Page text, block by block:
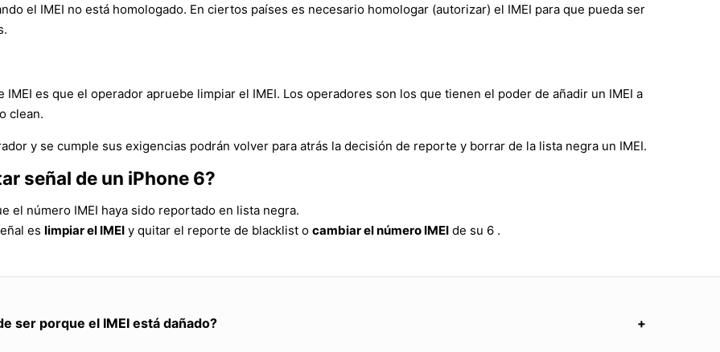
el IMEI no está homologado. En ciertos países es necesario homologar (autorizar) el IMEI para que pueda ser
es que el operador apruebe limpiar el IMEI. Los operadores son los que tienen el poder de añadir un IMEI a
clean.
y se cumple sus exigencias podrán volver para atrás la decisión de reporte y borrar de la lista negra un IMEI.
señal de un iPhone 6?
el número IMEI haya sido reportado en lista negra.
es limpiar el IMEI y quitar el reporte de blacklist o cambiar el número IMEI de su 6 .
ser porque el IMEI está dañado?